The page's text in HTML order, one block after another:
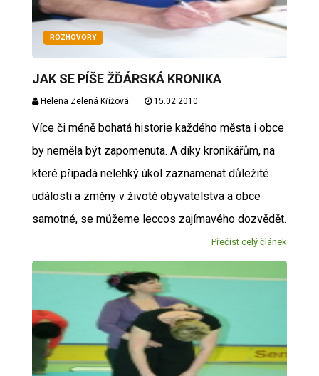
ROZHOVORY
JAK SE PÍŠE ŽĎÁRSKÁ KRONIKA
Helena Zelená Křížová 15.02.2010
Více či méně bohatá historie každého města i obce
by neměla být zapomenuta. A díky kronikářům, na
které připadá nelehký úkol zaznamenat důležité
události a změny v životě obyvatelstva a obce
samotné, se můžeme leccos zajímavého dozvědět.
Přečíst celý článek